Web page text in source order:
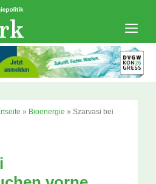
» Bioenergie » Szarvasi bei